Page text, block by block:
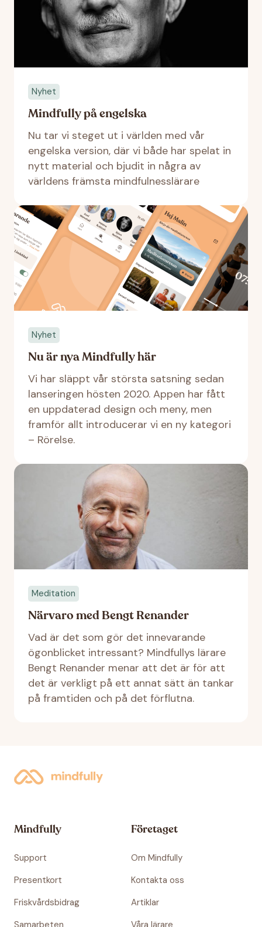
Nyhet
Mindfully på engelska
Nu tar vi steget ut i världen med vår
engelska version, där vi både har spelat in
nytt material och bjudit in några av
världens främsta mindfulnesslärare
Nyhet
Nu är nya Mindfully här
Vi har släppt vår största satsning sedan
lanseringen hösten 2020. Appen har fått
en uppdaterad design och meny, men
framför allt introducerar vi en ny kategori
– Rörelse.
Meditation
Närvaro med Bengt Renander
Vad är det som gör det innevarande
ögonblicket intressant? Mindfullys lärare
Bengt Renander menar att det är för att
det är verkligt på ett annat sätt än tankar
på framtiden och på det förflutna.
Mindfully
Support
Presentkort
Friskvårdsbidrag
Samarbeten
Företaget
Om Mindfully
Kontakta oss
Artiklar
Våra lärare